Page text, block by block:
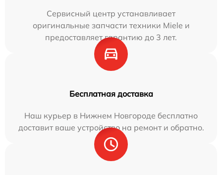
Сервисный центр устанавливает
оригинальные запчасти техники Miele и
предоставляет гарантию до 3 лет.
Бесплатная доставка
Наш курьер в Нижнем Новгороде бесплатно
доставит ваше устройство на ремонт и обратно.